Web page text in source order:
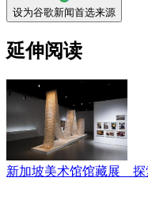
设为谷歌新闻首选来源
延伸阅读
新加坡美术馆馆藏展 探